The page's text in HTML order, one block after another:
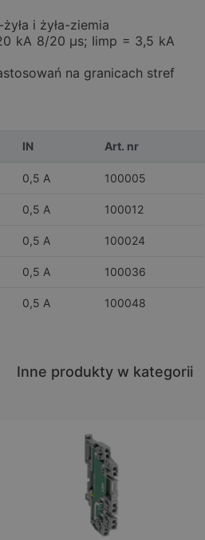
i żyła-ziemia
kA 8/20 μs; Iimp = 3,5 kA
na granicach stref
IN Art. nr
0,5 A 100005
0,5 A 100012
0,5 A 100024
0,5 A 100036
0,5 A 100048
Inne produkty w kategorii